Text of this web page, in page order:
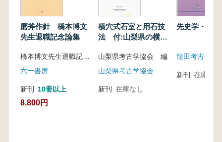
磨斧作針 橋本博文
先生退職記念論集
六一書房
新刊 10冊以上
8,800円
横穴式石室と用石技
法 付:山梨県の横穴
山梨県考古学協会 編
山梨県考古学協会
新刊 在庫なし
先史学・考
龍田考古会
新刊 在庫なし